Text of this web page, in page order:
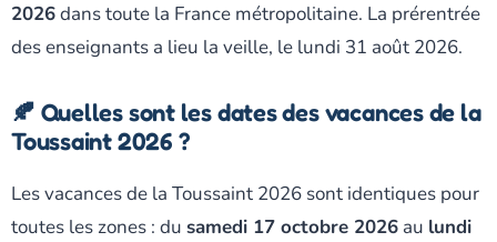
2026dans toute la France métropolitaine. La prérentrée
des enseignants a lieu la veille, le lundi 31 août 2026.
🍂 Quelles sont les dates des vacances de la
Toussaint 2026 ?
Les vacances de la Toussaint 2026 sont identiques pour
toutes les zones : du samedi 17 octobre 2026 au lundi